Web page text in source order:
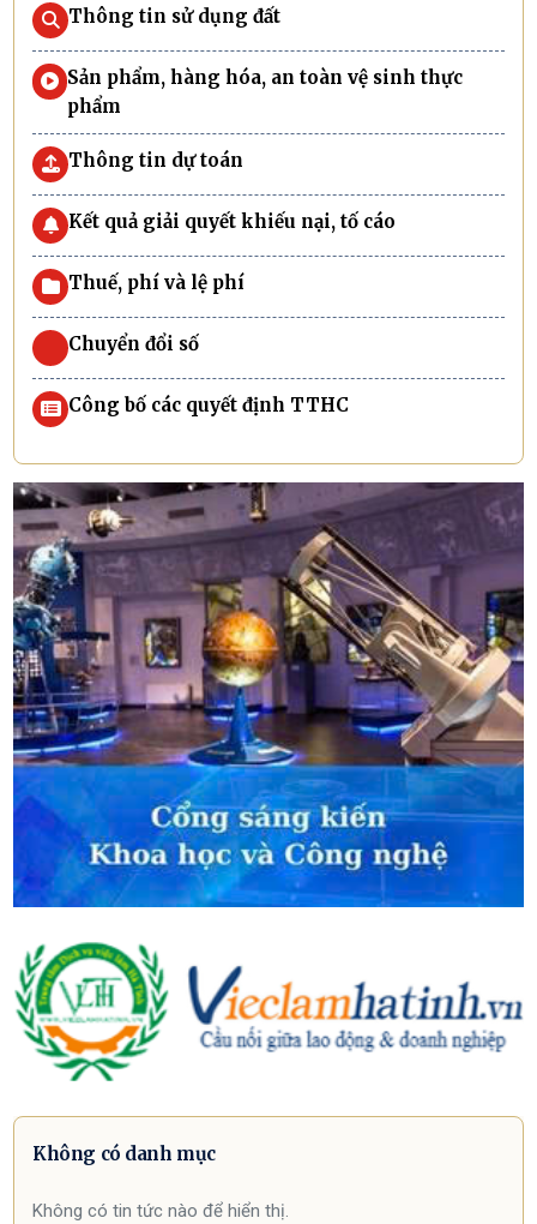
Thông tin sử dụng đất
Sản phẩm, hàng hóa, an toàn vệ sinh thực
phẩm
Thông tin dự toán
Kết quả giải quyết khiếu nại, tố cáo
Thuế, phí và lệ phí
Chuyển đổi số
Công bố các quyết định TTHC
Không có danh mục
Không có tin tức nào để hiển thị.